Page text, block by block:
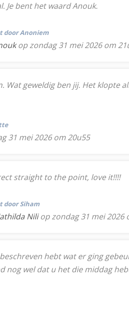
Je bent het waard Anouk.
door Anoniem
op zondag 31 mei 2026 om
Wat geweldig ben jij. Het klopte
31 mei 2026 om 20u55
straight to the point, love it!!!!
door Siham
Niliop zondag 31 mei 2026
hebt wat er ging
nog wel dat u het die middag